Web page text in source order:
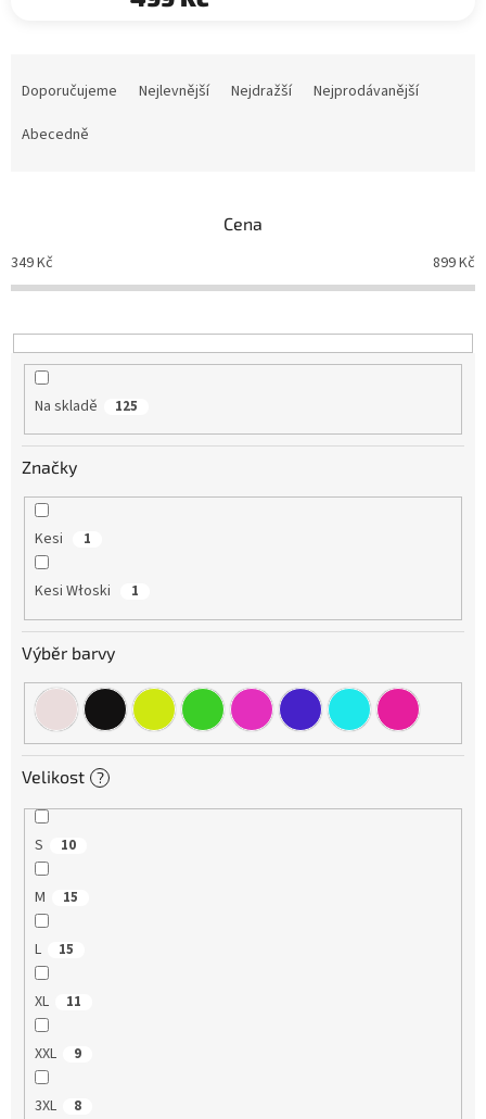
o
d
k
t
Doporučujeme Nejlevnější Nejdražší
Nejprodávanější
Abecedně
Cena
349Kč 899Kč
Na skladě 125
Značky
Kesi 1
Kesi Włoski 1
Výběr barvy
Velikost ?
S 10
M 15
L 15
XL 11
XXL 9
3XL 8